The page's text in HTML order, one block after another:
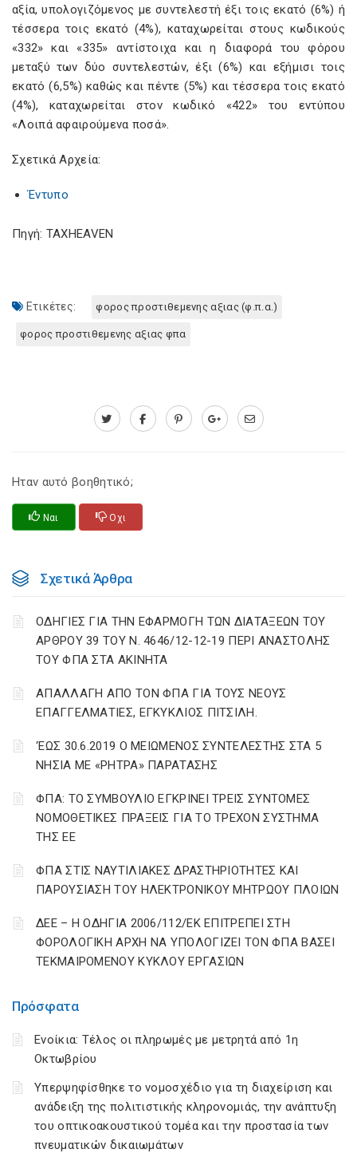
Πρόσφατα
Ενοίκια: Τέλος οι πληρωμές με μετρητά από 1η
Οκτωβρίου
Υπερψηφίσθηκε το νομοσχέδιο για τη διαχείριση και
ανάδειξη της πολιτιστικής κληρονομιάς, την ανάπτυξη
του οπτικοακουστικού τομέα και την προστασία των
πνευματικών δικαιωμάτων
αξία, υπολογιζόμενος με συντελεστή έξι τοις εκατό (6%) ή
τέσσερα τοις εκατό (4%), καταχωρείται στους κωδικούς
«332» και «335» αντίστοιχα και η διαφορά του φόρου
μεταξύ των δύο συντελεστών, έξι (6%) και εξήμισι τοις
εκατό (6,5%) καθώς και πέντε (5%) και τέσσερα τοις εκατό
(4%), καταχωρείται στον κωδικό «422» του εντύπου
«Λοιπά αφαιρούμενα ποσά».
Σχετικά Αρχεία:
Έντυπο
Πηγή: TAXHEAVEN
Ετικέτες: φορος προστιθεμενης αξιας (φ.π.α.)
φορος προστιθεμενης αξιας φπα
Ηταν αυτό βοηθητικό;
Ναι Οχι
Σχετικά Άρθρα
ΟΔΗΓΙΕΣ ΓΙΑ ΤΗΝ ΕΦΑΡΜΟΓΗ ΤΩΝ ΔΙΑΤΑΞΕΩΝ ΤΟΥ
ΑΡΘΡΟΥ 39 ΤΟΥ Ν. 4646/12-12-19 ΠΕΡΙ ΑΝΑΣΤΟΛΗΣ
ΤΟΥ ΦΠΑ ΣΤΑ ΑΚΙΝΗΤΑ
ΑΠΑΛΛΑΓΗ ΑΠΟ ΤΟΝ ΦΠΑ ΓΙΑ ΤΟΥΣ ΝΕΟΥΣ
ΕΠΑΓΓΕΛΜΑΤΙΕΣ, ΕΓΚΥΚΛΙΟΣ ΠΙΤΣΙΛΗ.
‘ΕΩΣ 30.6.2019 Ο ΜΕΙΩΜΕΝΟΣ ΣΥΝΤΕΛΕΣΤΗΣ ΣΤΑ 5
ΝΗΣΙΑ ΜΕ «ΡΗΤΡΑ» ΠΑΡΑΤΑΣΗΣ
ΦΠΑ: ΤΟ ΣΥΜΒΟΥΛΙΟ ΕΓΚΡΙΝΕΙ ΤΡΕΙΣ ΣΥΝΤΟΜΕΣ
ΝΟΜΟΘΕΤΙΚΕΣ ΠΡΑΞΕΙΣ ΓΙΑ ΤΟ ΤΡΕΧΟΝ ΣΥΣΤΗΜΑ
ΤΗΣ ΕΕ
ΦΠΑ ΣΤΙΣ ΝΑΥΤΙΛΙΑΚΕΣ ΔΡΑΣΤΗΡΙΟΤΗΤΕΣ ΚΑΙ
ΠΑΡΟΥΣΙΑΣΗ ΤΟΥ ΗΛΕΚΤΡΟΝΙΚΟΥ ΜΗΤΡΩΟΥ ΠΛΟΙΩΝ
ΔΕΕ – Η ΟΔΗΓΙΑ 2006/112/ΕΚ ΕΠΙΤΡΕΠΕΙ ΣΤΗ
ΦΟΡΟΛΟΓΙΚΗ ΑΡΧΗ ΝΑ ΥΠΟΛΟΓΙΖΕΙ ΤΟΝ ΦΠΑ ΒΑΣΕΙ
ΤΕΚΜΑΙΡΟΜΕΝΟΥ ΚΥΚΛΟΥ ΕΡΓΑΣΙΩΝ